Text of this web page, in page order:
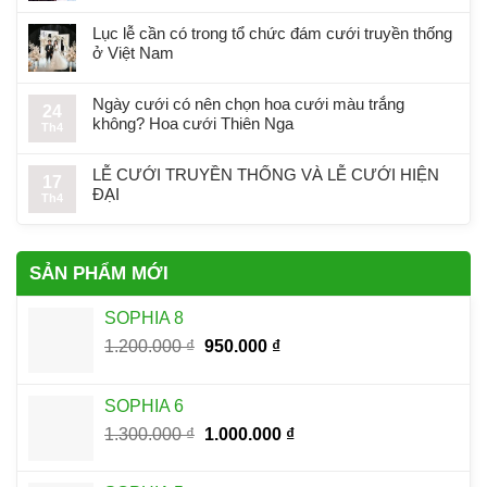
Lục lễ cần có trong tổ chức đám cưới truyền thống
ở Việt Nam
24
Th4
Ngày cưới có nên chọn hoa cưới màu trắng
không? Hoa cưới Thiên Nga
17
Th4
LỄ CƯỚI TRUYỀN THỐNG VÀ LỄ CƯỚI HIỆN
ĐẠI
SẢN PHẨM MỚI
SOPHIA 8
1.200.000₫ Giá
950.000 ₫Giá
950.000 ₫.
SOPHIA 6
1.300.000₫ Giá
1.000.000 ₫Giá